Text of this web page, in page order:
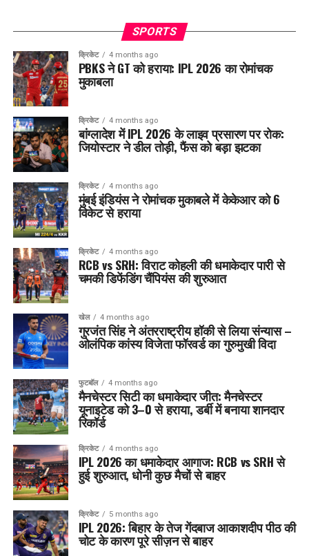
SPORTS
क्रिकेट 4 months ago
PBKS ने GT को हराया: IPL 2026 का रोमांचक
मुकाबला
क्रिकेट 4 months ago
बांग्लादेश में IPL 2026 के लाइव प्रसारण पर रोक:
जियोस्टार ने डील तोड़ी, फैंस को बड़ा झटका
क्रिकेट 4 months ago
मुंबई इंडियंस ने रोमांचक मुकाबले में केकेआर को 6
विकेट से हराया
क्रिकेट 4 months ago
RCB vs SRH: विराट कोहली की धमाकेदार पारी से
चमकी डिफेंडिंग चैंपियंस की शुरुआत
खेल 4 months ago
गुरजंत सिंह ने अंतरराष्ट्रीय हॉकी से लिया संन्यास –
ओलंपिक कांस्य विजेता फॉरवर्ड का गुरुमुखी विदा
फुटबॉल 4 months ago
मैनचेस्टर सिटी का धमाकेदार जीत: मैनचेस्टर
यूनाइटेड को 3–0 से हराया, डर्बी में बनाया शानदार
रिकॉर्ड
क्रिकेट 4 months ago
IPL 2026 का धमाकेदार आगाज: RCB vs SRH से
हुई शुरुआत, धोनी कुछ मैचों से बाहर
क्रिकेट 5 months ago
IPL 2026: बिहार के तेज गेंदबाज आकाशदीप पीठ की
चोट के कारण पूरे सीज़न से बाहर